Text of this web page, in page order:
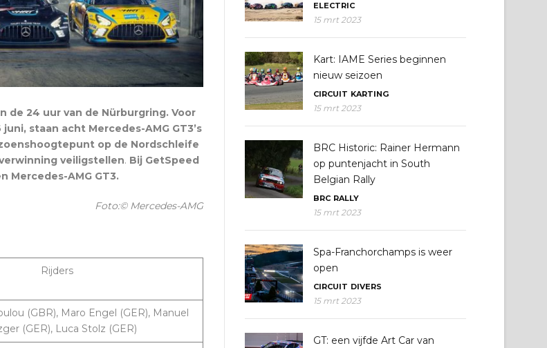
de 24 uur van de Nürburgring. Voor
staan acht Mercedes-AMG GT3’s
op de Nordschleife
veiligstellen. Bij GetSpeed
Mercedes-AMG GT3.
Foto:© Mercedes-AMG
Rijders
(GBR), Maro Engel (GER), Manuel
(GER), Luca Stolz (GER)
ELECTRIC
15 mrt 2023
Kart: IAME Series beginnen
nieuw seizoen
CIRCUIT KARTING
15 mrt 2023
BRC Historic: Rainer Hermann
op puntenjacht in South
Belgian Rally
BRC RALLY
15 mrt 2023
Spa-Franchorchamps is weer
open
CIRCUIT DIVERS
15 mrt 2023
GT: een vijfde Art Car van